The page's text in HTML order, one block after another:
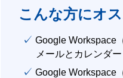
こんな方にオ
✓ Google
メールとカレンダ
✓ Google